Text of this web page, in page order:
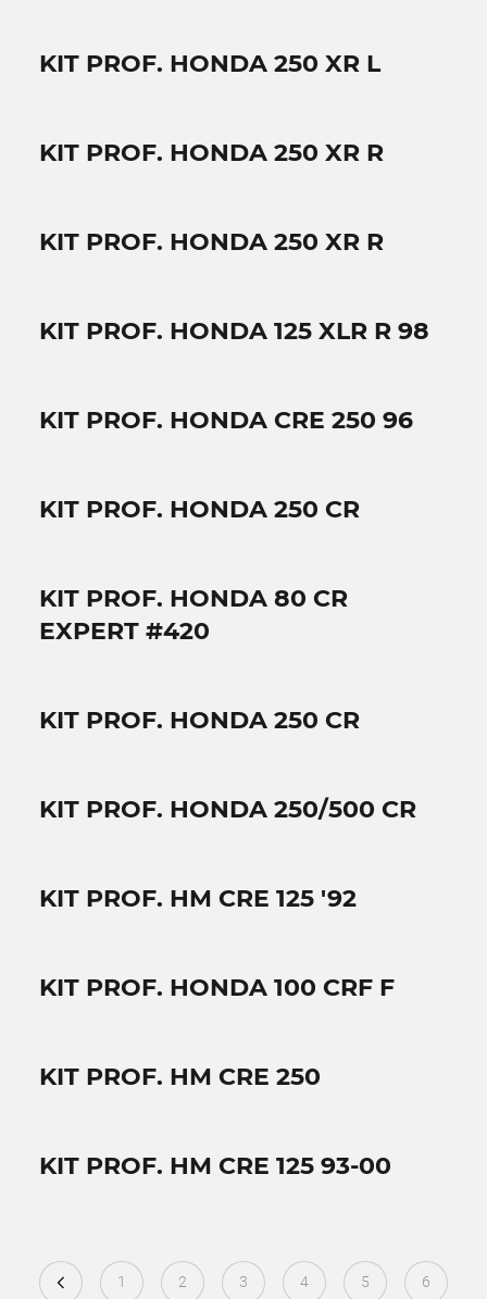
KIT PROF. HONDA 250 XR L
KIT PROF. HONDA 250 XR R
KIT PROF. HONDA 250 XR R
KIT PROF. HONDA 125 XLR R 98
KIT PROF. HONDA CRE 250 96
KIT PROF. HONDA 250 CR
KIT PROF. HONDA 80 CR
EXPERT #420
KIT PROF. HONDA 250 CR
KIT PROF. HONDA 250/500 CR
KIT PROF. HM CRE 125 '92
KIT PROF. HONDA 100 CRF F
KIT PROF. HM CRE 250
KIT PROF. HM CRE 125 93-00
1 2 3 4 5 6